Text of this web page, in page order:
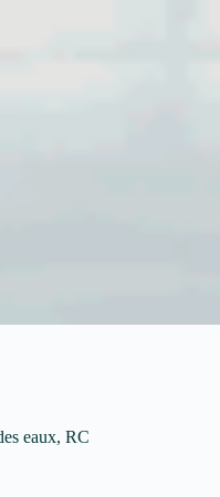
eaux, RC